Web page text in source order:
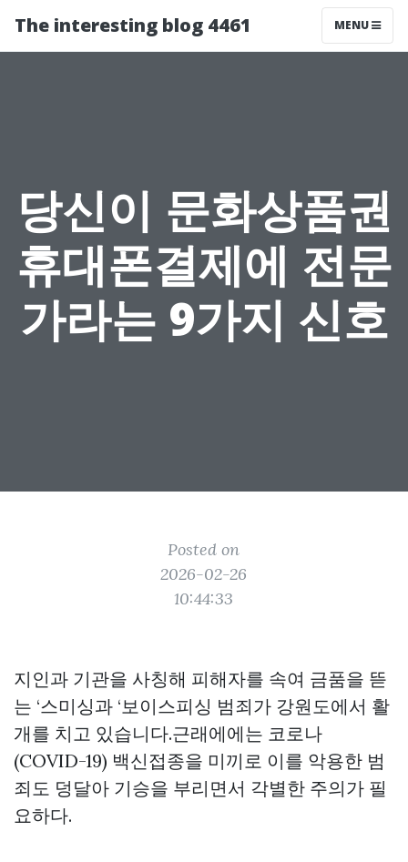
The interesting blog 4461 MENU
당신이 문화상품권
휴대폰결제에 전문
가라는 9가지 신호
Posted on
2026-02-26
10:44:33
지인과 기관을 사칭해 피해자를 속여 금품을 뜯
는 ‘스미싱과 ‘보이스피싱 범죄가 강원도에서 활
개를 치고 있습니다.근래에에는 코로나
(COVID-19) 백신접종을 미끼로 이를 악용한 범
죄도 덩달아 기승을 부리면서 각별한 주의가 필
요하다.